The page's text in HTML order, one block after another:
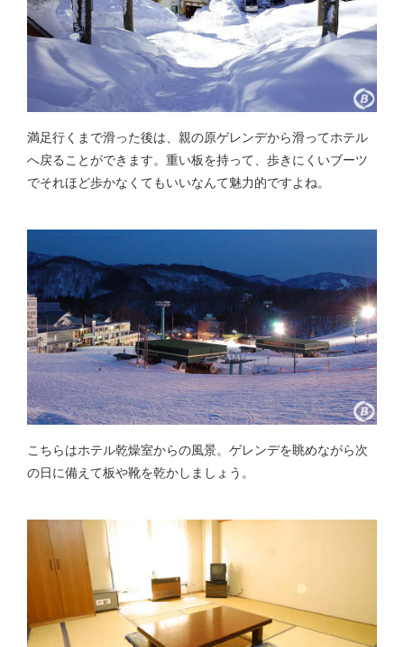
満足行くまで滑った後は、親の原ゲレンデから滑ってホテル
へ戻ることができます。重い板を持って、歩きにくいブーツ
でそれほど歩かなくてもいいなんて魅力的ですよね。
こちらはホテル乾燥室からの風景。ゲレンデを眺めながら次
の日に備えて板や靴を乾かしましょう。